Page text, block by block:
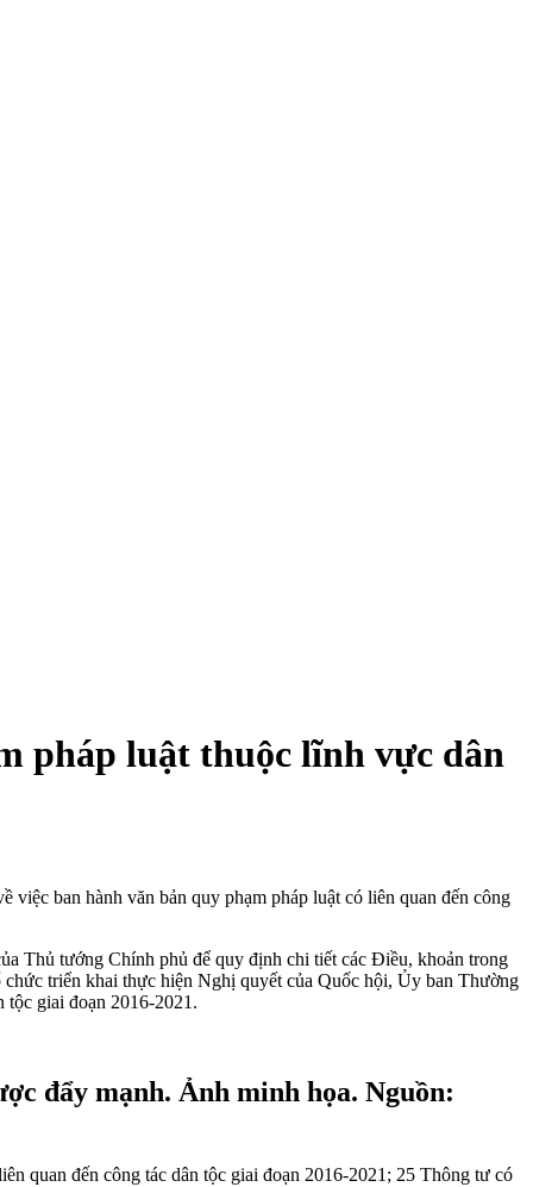
pháp luật thuộc lĩnh vực dân
ban hành văn bản quy phạm pháp luật có liên quan đến công
Thủ tướng Chính phủ để quy định chi tiết các Điều, khoản trong
triển khai thực hiện Nghị quyết của Quốc hội, Ủy ban Thường
tộc giai đoạn 2016-2021.
đẩy mạnh. Ảnh minh họa. Nguồn:
quan đến công tác dân tộc giai đoạn 2016-2021; 25 Thông tư có